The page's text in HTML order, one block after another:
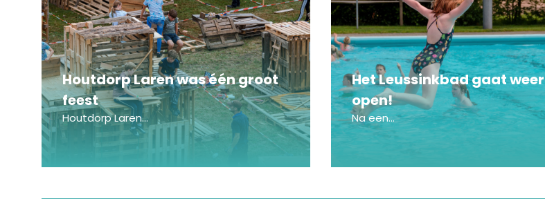
Houtdorp Laren was één groot
feest
Houtdorp Laren...
Het Leussinkbad gaat weer
open!
Na een...